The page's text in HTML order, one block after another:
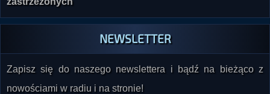
NEWSLETTER
Zapisz się do naszego newslettera i bądź na bieżąco z
nowościami w radiu i na stronie!